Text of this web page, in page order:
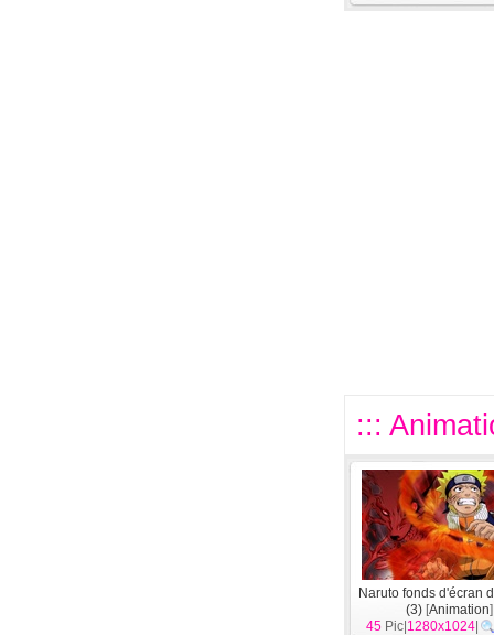
:::
Naruto fonds d'écran
(3) [Animation]
45 Pic| 1280x1024